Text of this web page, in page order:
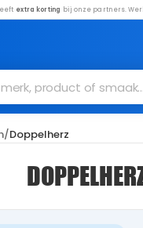
extra korting bij onze partners.
product of smaak…
/Doppelherz